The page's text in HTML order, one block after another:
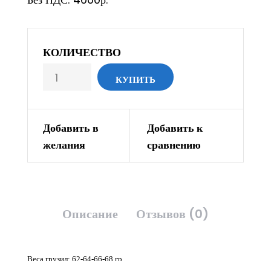
КОЛИЧЕСТВО
Добавить в
желания
Добавить к
сравнению
Описание Отзывов (0)
Веса грузил: 62-64-66-68 гр.